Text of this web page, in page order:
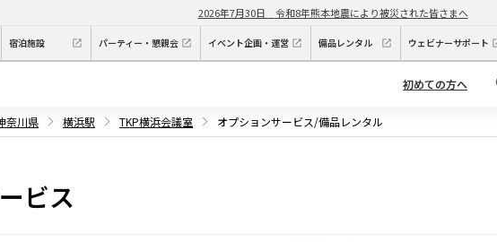
2026年7月30日 令和8年熊本地震により被災された皆さまへ
宿泊施設 パーティー・懇親会 イベント企画・運営 備品レンタル ウェビナーサポート
初めての方へ
奈川県 横浜駅 TKP横浜会議室 オプションサービス/備品レンタル
ビス